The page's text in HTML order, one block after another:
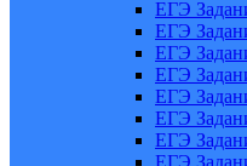
ЕГЭ
ЕГЭ
ЕГЭ
ЕГЭ
ЕГЭ
ЕГЭ
ЕГЭ
ЕГЭ